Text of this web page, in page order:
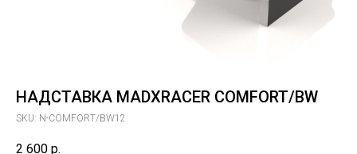
НАДСТАВКА MADXRACER COMFORT/BW
SKU: N-COMFORT/BW12
2 600 р.